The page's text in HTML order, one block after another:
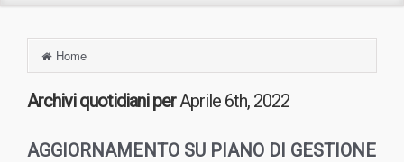
Home
Archivi quotidiani perAprile 6th, 2022
AGGIORNAMENTO SU PIANO DI GESTIONE